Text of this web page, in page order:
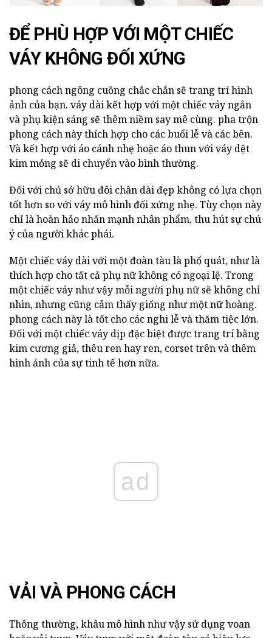
ĐỂ PHÙ HỢP VỚI MỘT CHIẾC
VÁY KHÔNG ĐỐI XỨNG
phong cách ngông cuồng chắc chắn sẽ trang trí hình
ảnh của bạn. váy dài kết hợp với một chiếc váy ngắn
và phụ kiện sáng sẽ thêm niềm say mê cùng. pha trộn
phong cách này thích hợp cho các buổi lễ và các bên.
Và kết hợp với áo cánh nhẹ hoặc áo thun với váy dệt
kim mỏng sẽ di chuyển vào bình thường.
Đối với chủ sở hữu đôi chân dài đẹp không có lựa chọn
tốt hơn so với váy mô hình đối xứng nhẹ. Tùy chọn này
chỉ là hoàn hảo nhấn mạnh nhân phẩm, thu hút sự chú
ý của người khác phái.
Một chiếc váy dài với một đoàn tàu là phổ quát, như là
thích hợp cho tất cả phụ nữ không có ngoại lệ. Trong
một chiếc váy như vậy mỗi người phụ nữ sẽ không chỉ
nhìn, nhưng cũng cảm thấy giống như một nữ hoàng.
phong cách này là tốt cho các nghi lễ và thăm tiệc lớn.
Đối với một chiếc váy dịp đặc biệt được trang trí bằng
kim cương giả, thêu ren hay ren, corset trên và thêm
hình ảnh của sự tinh tế hơn nữa.
ad
VẢI VÀ PHONG CÁCH
Thông thường, khâu mô hình như vậy sử dụng voan